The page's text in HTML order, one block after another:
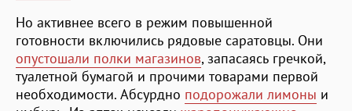
Но активнее всего в режим повышенной
готовности включились рядовые саратовцы. Они
опустошали полки магазинов, запасаясь гречкой,
туалетной бумагой и прочими товарами первой
необходимости. Абсурдно подорожали лимоны и